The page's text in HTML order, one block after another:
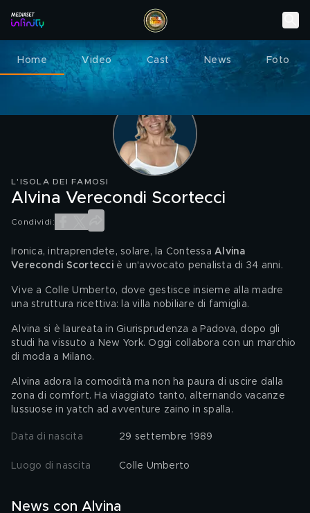
Home Video Cast News Foto
L'ISOLA DEI FAMOSI
Alvina Verecondi Scortecci
Condividi:
Ironica, intraprendete, solare, la Contessa Alvina
Verecondi Scortecci è un'avvocato penalista di 34 anni.
Vive a Colle Umberto, dove gestisce insieme alla madre
una struttura ricettiva: la villa nobiliare di famiglia.
Alvina si è laureata in Giurisprudenza a Padova, dopo gli
studi ha vissuto a New York. Oggi collabora con un marchio
di moda a Milano.
Alvina adora la comodità ma non ha paura di uscire dalla
zona di comfort. Ha viaggiato tanto, alternando vacanze
lussuose in yatch ad avventure zaino in spalla.
Data di nascita 29 settembre 1989
Luogo di nascita Colle Umberto
News con Alvina